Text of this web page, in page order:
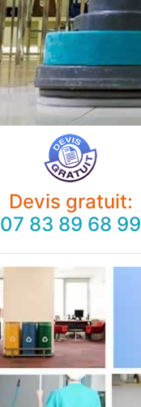
Devis gratuit:
07 83 89 68 99